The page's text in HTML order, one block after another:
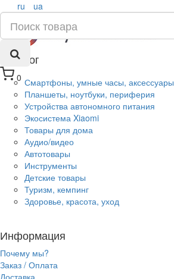
0
ru ua
Каталог
Смартфоны, умные часы, аксессуары
Планшеты, ноутбуки, периферия
Устройства автономного питания
Экосистема Xiaomi
Товары для дома
Аудио/видео
Автотовары
Инструменты
Детские товары
Туризм, кемпинг
Здоровье, красота, уход
Информация
Почему мы?
Заказ / Оплата
Доставка